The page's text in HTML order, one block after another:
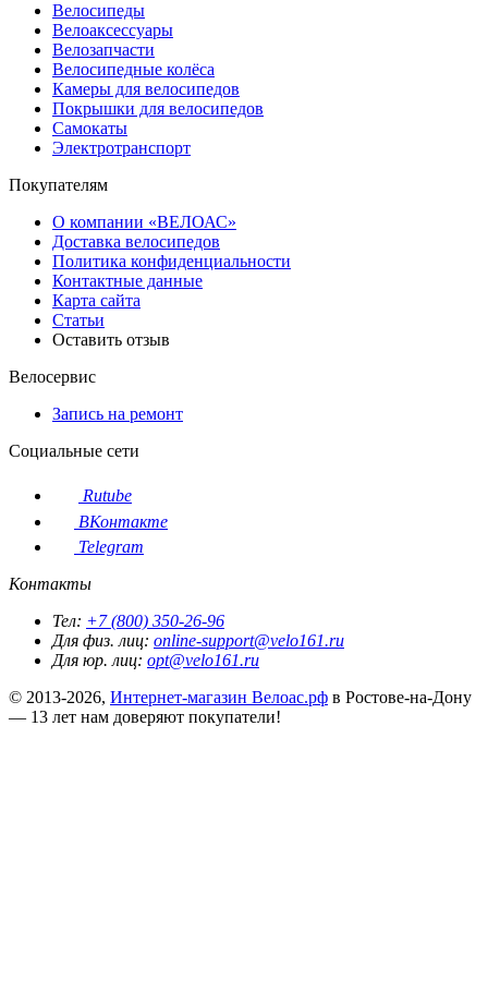
Велосипеды
Велоаксессуары
Велозапчасти
Велосипедные колёса
Камеры для велосипедов
Покрышки для велосипедов
Самокаты
Электротранспорт
Покупателям
О компании «ВЕЛОАС»
Доставка велосипедов
Политика конфиденциальности
Контактные данные
Карта сайта
Статьи
Оставить отзыв
Велосервис
Запись на ремонт
Социальные сети
Rutube
ВКонтакте
Telegram
Контакты
Тел: +7 (800) 350-26-96
Для физ. лиц: online-support@velo161.ru
Для юр. лиц: opt@velo161.ru
© 2013-2026, Интернет-магазин Велоас.рф в Ростове-на-Дону
— 13 лет нам доверяют покупатели!